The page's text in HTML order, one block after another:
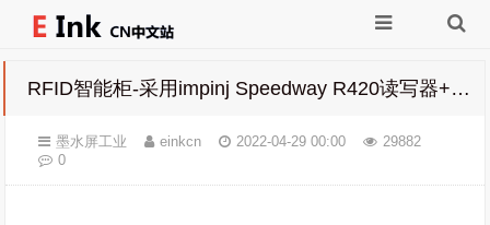
RFID智能柜-采用impinj Speedway R420读写器+电子墨水屏+人脸/指纹识别技术
墨水屏工业 einkcn 2022-04-29 00:00
29882
0